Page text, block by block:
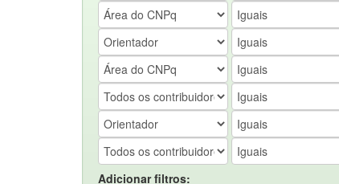
Adicionar filtros: